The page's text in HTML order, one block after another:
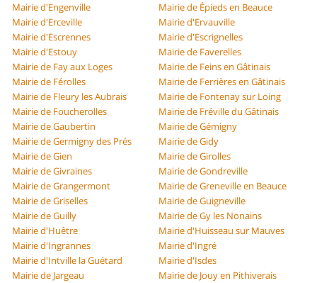
Mairie d'Engenville
Mairie de Épieds en Beauce
Mairie d'Erceville
Mairie d'Ervauville
Mairie d'Escrennes
Mairie d'Escrignelles
Mairie d'Estouy
Mairie de Faverelles
Mairie de Fay aux Loges
Mairie de Feins en Gâtinais
Mairie de Férolles
Mairie de Ferrières en Gâtinais
Mairie de Fleury les Aubrais
Mairie de Fontenay sur Loing
Mairie de Foucherolles
Mairie de Fréville du Gâtinais
Mairie de Gaubertin
Mairie de Gémigny
Mairie de Germigny des Prés
Mairie de Gidy
Mairie de Gien
Mairie de Girolles
Mairie de Givraines
Mairie de Gondreville
Mairie de Grangermont
Mairie de Greneville en Beauce
Mairie de Griselles
Mairie de Guigneville
Mairie de Guilly
Mairie de Gy les Nonains
Mairie d'Huêtre
Mairie d'Huisseau sur Mauves
Mairie d'Ingrannes
Mairie d'Ingré
Mairie d'Intville la Guétard
Mairie d'Isdes
Mairie de Jargeau
Mairie de Jouy en Pithiverais